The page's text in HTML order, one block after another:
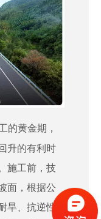
的黄金期，
升的有利时
施工前，技
面，根据公
旱、抗逆性